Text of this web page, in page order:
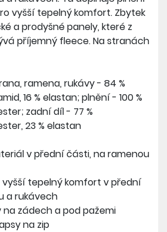
vyšší tepelný komfort. Zbytek
a prodyšné panely, které z
příjemný fleece. Na stranách
ramena, rukávy - 84 %
16 % elastan; plnění - 100 %
zadní díl - 77 %
23 % elastan
v přední části, na ramenou
tepelný komfort v přední
a rukávech
zádech a pod pažemi
na zip